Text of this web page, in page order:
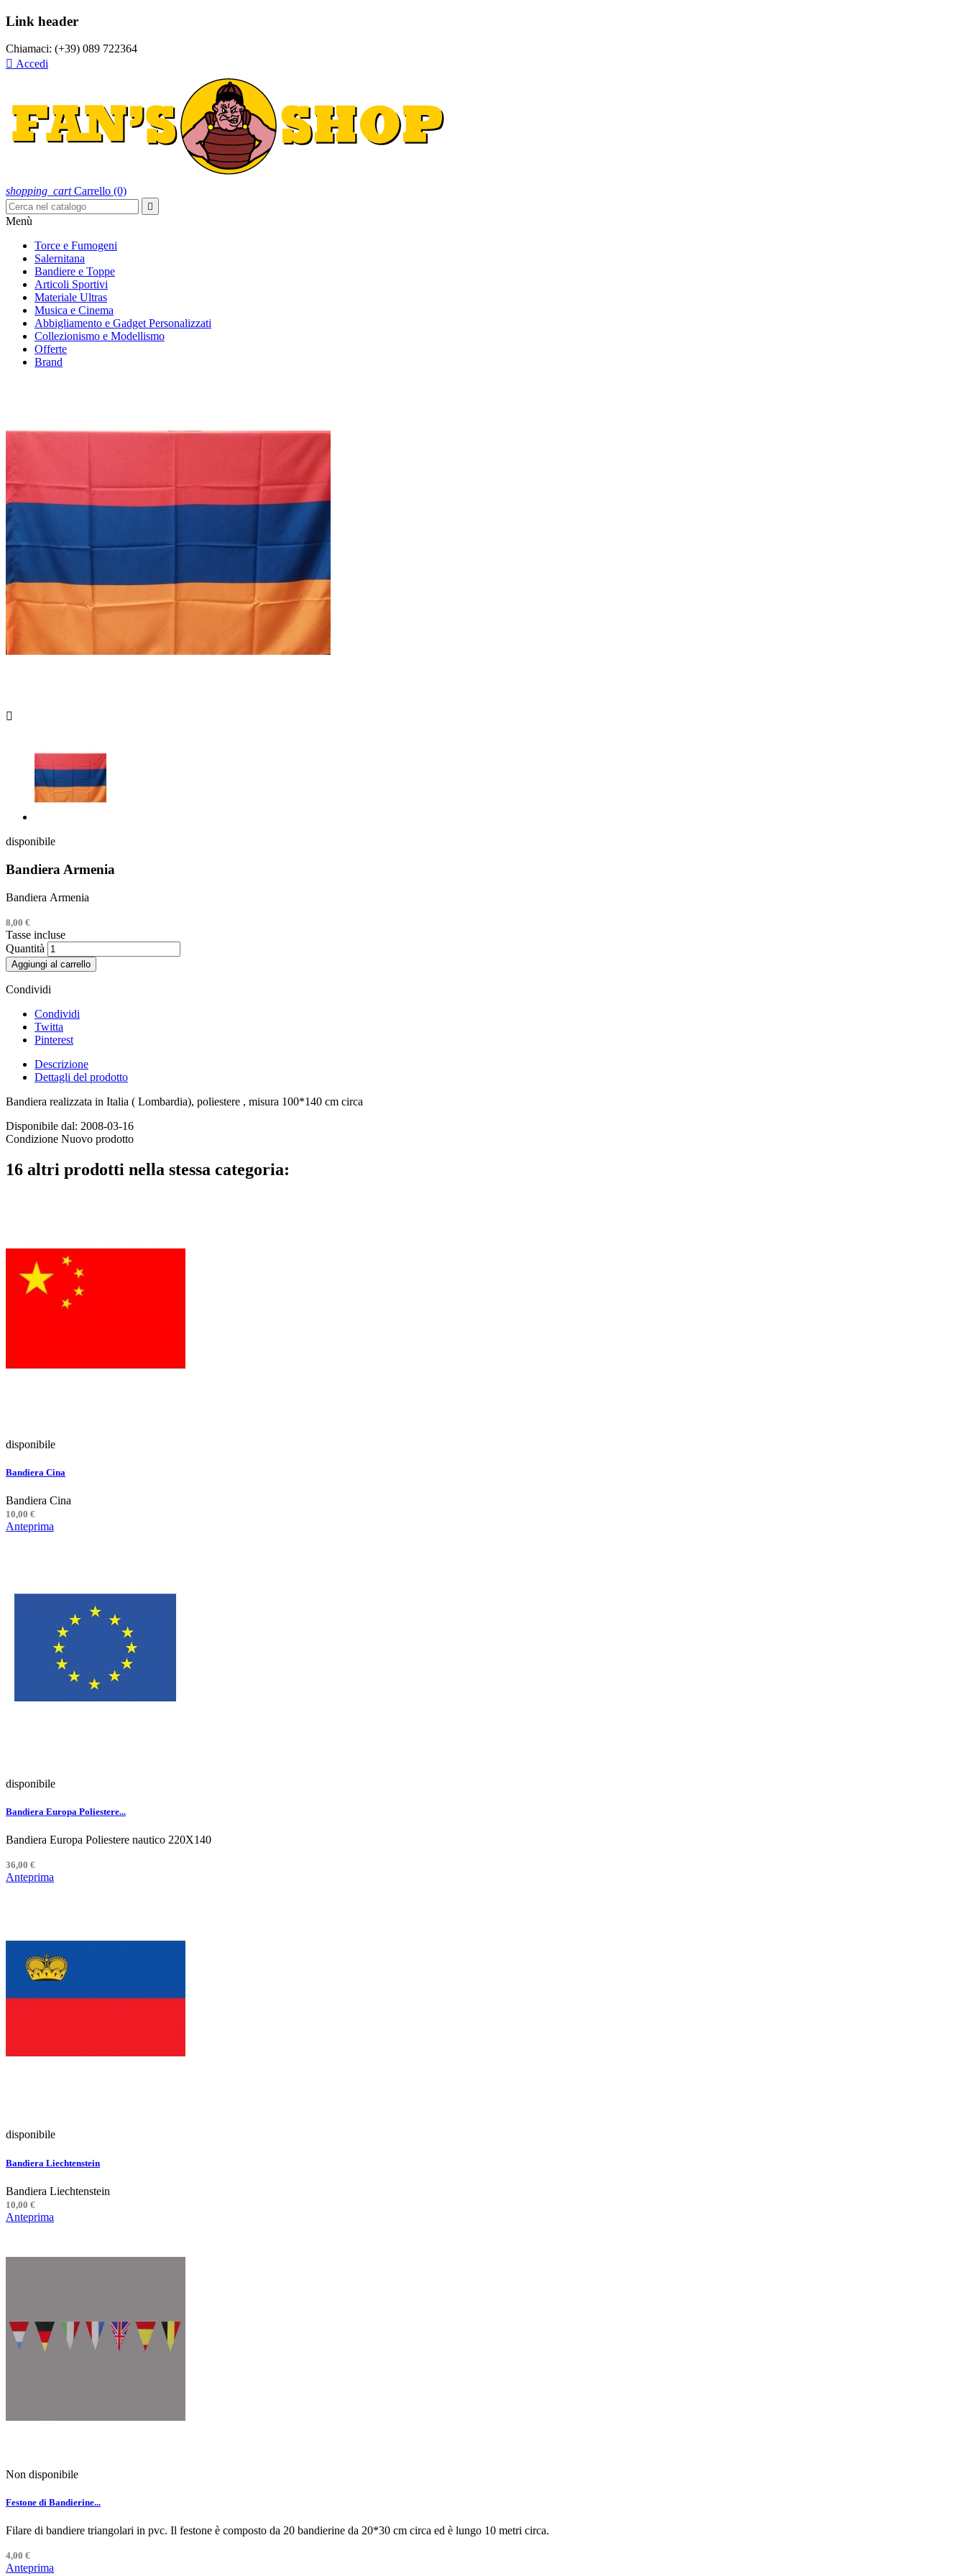
Link header
Chiamaci: (+39) 089 722364
 Accedi
shopping_cart Carrello (0)

Menù
Torce e Fumogeni
Salernitana
Bandiere e Toppe
Articoli Sportivi
Materiale Ultras
Musica e Cinema
Abbigliamento e Gadget Personalizzati
Collezionismo e Modellismo
Offerte
Brand

disponibile
Bandiera Armenia
Bandiera Armenia
8,00 €
Tasse incluse
Quantità
Aggiungi al carrello
Condividi
Condividi
Twitta
Pinterest
Descrizione
Dettagli del prodotto
Bandiera realizzata in Italia ( Lombardia), poliestere , misura 100*140 cm circa
Disponibile dal: 2008-03-16
Condizione Nuovo prodotto
16 altri prodotti nella stessa categoria:
disponibile
Bandiera Cina
Bandiera Cina
10,00 €
Anteprima
disponibile
Bandiera Europa Poliestere...
Bandiera Europa Poliestere nautico 220X140
36,00 €
Anteprima
disponibile
Bandiera Liechtenstein
Bandiera Liechtenstein
10,00 €
Anteprima
Non disponibile
Festone di Bandierine...
Filare di bandiere triangolari in pvc. Il festone è composto da 20 bandierine da 20*30 cm circa ed è lungo 10 metri circa.
4,00 €
Anteprima